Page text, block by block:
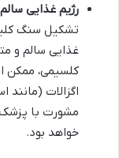
رژیم غذایی
تشکیل سنگ
غذایی سالم و
کلسیمی، ممکن
اگزالات (مانند
مشورت با
خواهد بود.